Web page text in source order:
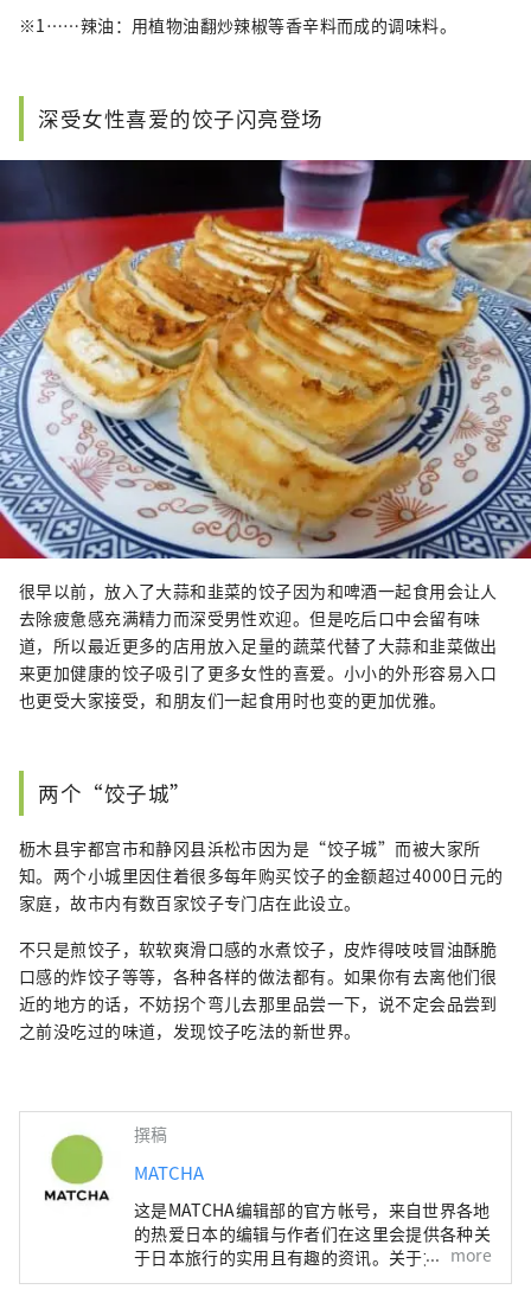
※1……辣油：用植物油翻炒辣椒等香辛料而成的调味料。
深受女性喜爱的饺子闪亮登场
很早以前，放入了大蒜和韭菜的饺子因为和啤酒一起食用会让人
去除疲惫感充满精力而深受男性欢迎。但是吃后口中会留有味
道，所以最近更多的店用放入足量的蔬菜代替了大蒜和韭菜做出
来更加健康的饺子吸引了更多女性的喜爱。小小的外形容易入口
也更受大家接受，和朋友们一起食用时也变的更加优雅。
两个“饺子城”
枥木县宇都宫市和静冈县浜松市因为是“饺子城”而被大家所
知。两个小城里因住着很多每年购买饺子的金额超过4000日元的
家庭，故市内有数百家饺子专门店在此设立。
不只是煎饺子，软软爽滑口感的水煮饺子，皮炸得吱吱冒油酥脆
口感的炸饺子等等，各种各样的做法都有。如果你有去离他们很
近的地方的话，不妨拐个弯儿去那里品尝一下，说不定会品尝到
之前没吃过的味道，发现饺子吃法的新世界。
撰稿
MATCHA
这是MATCHA编辑部的官方帐号，来自世界各地
的热爱日本的编辑与作者们在这里会提供各种关
于日本旅行的实用且有趣的资讯。关于文章内
容，也是由MATCHA编辑们实际进行调查、採
more